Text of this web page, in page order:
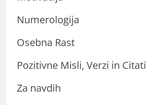
Numerologija
Osebna Rast
Pozitivne Misli, Verzi in Citati
Za navdih